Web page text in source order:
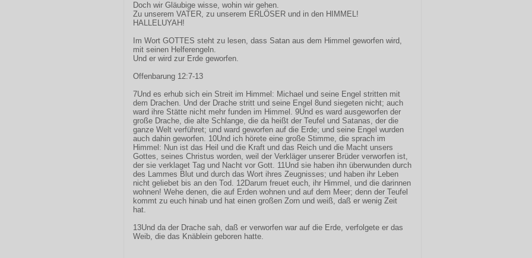
Doch wir Gläubige wisse, wohin wir gehen.
Zu unserem VATER, zu unserem ERLÖSER und in den HIMMEL!
HALLELUYAH!
Im Wort GOTTES steht zu lesen, dass Satan aus dem Himmel geworfen wird,
mit seinen Helferengeln.
Und er wird zur Erde geworfen.
Offenbarung 12:7-13
7Und es erhub sich ein Streit im Himmel: Michael und seine Engel stritten mit
dem Drachen. Und der Drache stritt und seine Engel 8und siegeten nicht; auch
ward ihre Stätte nicht mehr funden im Himmel. 9Und es ward ausgeworfen der
große Drache, die alte Schlange, die da heißt der Teufel und Satanas, der die
ganze Welt verführet; und ward geworfen auf die Erde; und seine Engel wurden
auch dahin geworfen. 10Und ich hörete eine große Stimme, die sprach im
Himmel: Nun ist das Heil und die Kraft und das Reich und die Macht unsers
Gottes, seines Christus worden, weil der Verkläger unserer Brüder verworfen ist,
der sie verklaget Tag und Nacht vor Gott. 11Und sie haben ihn überwunden durch
des Lammes Blut und durch das Wort ihres Zeugnisses; und haben ihr Leben
nicht geliebet bis an den Tod. 12Darum freuet euch, ihr Himmel, und die darinnen
wohnen! Wehe denen, die auf Erden wohnen und auf dem Meer; denn der Teufel
kommt zu euch hinab und hat einen großen Zorn und weiß, daß er wenig Zeit
hat.
13Und da der Drache sah, daß er verworfen war auf die Erde, verfolgete er das
Weib, die das Knäblein geboren hatte.